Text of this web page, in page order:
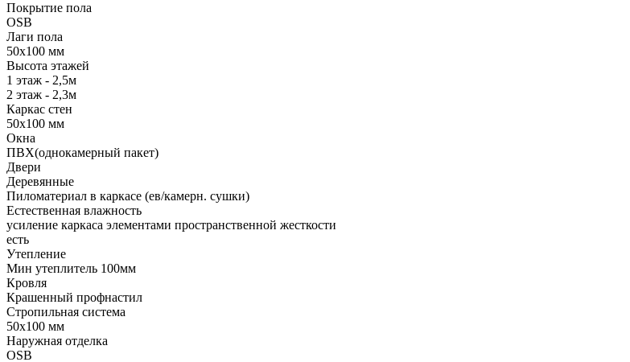
Покрытие пола
OSB
Лаги пола
50х100 мм
Высота этажей
1 этаж - 2,5м
2 этаж - 2,3м
Каркас стен
50х100 мм
Окна
ПВХ(однокамерный пакет)
Двери
Деревянные
Пиломатериал в каркасе (ев/камерн. сушки)
Естественная влажность
усиление каркаса элементами пространственной жесткости
есть
Утепление
Мин утеплитель 100мм
Кровля
Крашенный профнастил
Стропильная система
50х100 мм
Наружная отделка
OSB